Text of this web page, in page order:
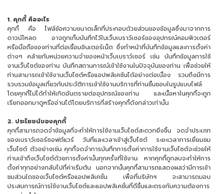
1. คุกกี้ คืออะไร
คุกกี้ คือ ไฟล์ข้อความขนาดเล็กที่ประกอบด้วยส่วนของข้อมูลซึ่งมาจากการ
ดาวน์โหลด อาจถูกเก็บบันทึกไว้ในเว็บเบราว์เซอร์ของอุปกรณ์คอมพิวเตอร์
หรือมือถือของท่านที่ต่อเชื่อมอินเตอร์เน็ต ซึ่งทำหน้าที่บันทึกข้อมูลและการตั้งค่า
ต่างๆ คล้ายกับหน่วยความจำของหน้าเว็บเบราว์เซอร์ เช่น บันทึกข้อมูลการใช้
งานเว็บไซต์ของท่าน บันทึกสถานการณ์เข้าใช้งานในปัจจุบันของท่าน เพื่อช่วยให้
ท่านสามารถเข้าใช้งานเว็บไซต์หรือแอปพลิเคชันได้อย่างต่อเนื่อง รวมถึงมีการ
รวบรวมข้อมูลเกี่ยวกับประวัติการเข้าใช้งานบริการที่ท่านชื่นชอบในรูปแบบไฟล์
โดยคุกกี้ไม่ได้ทำให้เกิดอันตรายต่ออุปกรณ์ของท่าน และเนื้อหาในคุกกี้จะถูก
เรียกออกมาดูหรืออ่านได้โดยบริการที่สร้างคุกกี้ดังกล่าวเท่านั้น
2. ประโยชน์ของคุกกี้
คุกกี้สามารถจดจำข้อมูลที่จะทำให้การใช้งานเว็บไซต์สะดวกยิ่งขึ้น จดจำประเภท
ของเบราว์เซอร์ซอฟต์แวร์ วันที่และเวลาเข้าสู่เว็บไซต์ ระยะเวลาการเยี่ยมชม
เว็บไซต์ ตัวอย่างเช่น คุกกี้จดจำการบันทึกการตั้งค่าการใช้งานเว็บไซต์จะช่วยให้
ท่านเข้าถึงเว็บไซต์ด้วยการตั้งค่านั้นทุกครั้งที่ใช้งาน หากคุกกี้ถูกลบจะทำให้การ
ตั้งค่าทุกอย่างกลับไปที่ค่าเริ่มต้น นอกจากนั้นคุกกี้สามารถแสดงผลว่ามีการเข้า
ชมส่วนใดของเว็บไซต์หรือแอปพลิเคชั่น เพื่อที่บริษัทฯ จะสามารถมอบ
ประสบการณ์การใช้งานเว็บไซต์และแอปพลิเคชั่นที่ดีขึ้นและตรงกับความต้องการ